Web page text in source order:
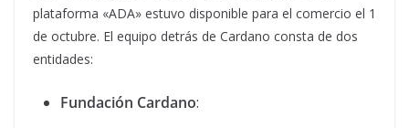
plataforma «ADA» estuvo disponible para el comercio el 1
de octubre. El equipo detrás de Cardano consta de dos
entidades:
Fundación Cardano: